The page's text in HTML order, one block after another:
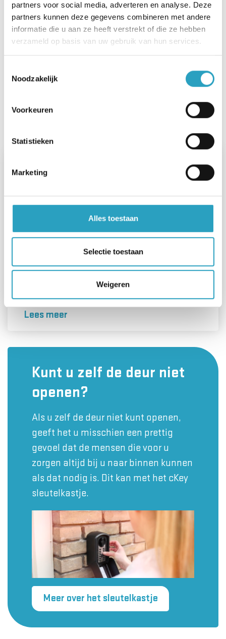
partners voor social media, adverteren en analyse. Deze
partners kunnen deze gegevens combineren met andere
informatie die u aan ze heeft verstrekt of die ze hebben
verzameld op basis van uw gebruik van hun services.
Noodzakelijk
Voorkeuren
Statistieken
Marketing
Alles toestaan
Selectie toestaan
Weigeren
Specialistische teams
Soms is het nodig of fijn als een gespecialiseerde
verpleegkundige naar u toe komt om u de juiste
heeft twee specialistische teams. Eén voor
zorg (zorg in de laatste levensfase en zorg voor
Specialistische teams
Lees meer
Kunt u zelf de deur niet
openen?
Als u zelf de deur niet kunt openen,
geeft het u misschien een prettig
gevoel dat de mensen die voor u
zorgen altijd bij u naar binnen kunnen
als dat nodig is. Dit kan met het cKey
sleutelkastje.
Meer over het sleutelkastje